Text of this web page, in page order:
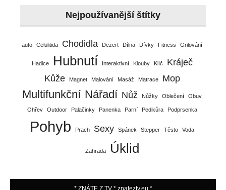
Nejpoužívanější štítky
auto Celulitida Chodidla Dezert Dílna Dívky Fitness Grilování
Hadice Hubnutí Interaktivní Klouby Klíč
Kráječ
Kůže
Magnet Malování Masáž Matrace Mop
Multifunkční Nářadí Nůž Nůžky Oblečení Obuv
Ohřev Outdoor Palačinky Panenka Parní Pedikůra Podprsenka
Pohyb Prach Sexy Spánek Stepper Těsto Voda
Zahrada Úklid